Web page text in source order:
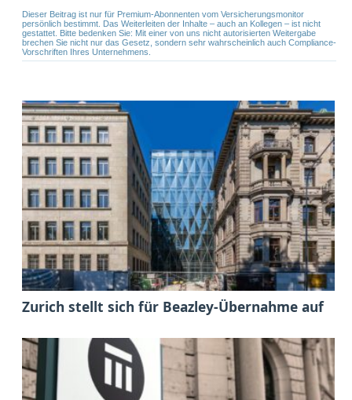
Dieser Beitrag ist nur für Premium-Abonnenten vom Versicherungsmonitor
persönlich bestimmt. Das Weiterleiten der Inhalte – auch an Kollegen – ist nicht
gestattet. Bitte bedenken Sie: Mit einer von uns nicht autorisierten Weitergabe
brechen Sie nicht nur das Gesetz, sondern sehr wahrscheinlich auch Compliance-
Vorschriften Ihres Unternehmens.
Zurich stellt sich für Beazley-Übernahme auf